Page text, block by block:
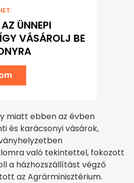
ÜNNEPI
VÁSÁROLJ BE
miatt ebben az évben
és karácsonyi vásárok,
való tekintettel, fokozott
a házhozszállítást végző
az Agrárminisztérium.